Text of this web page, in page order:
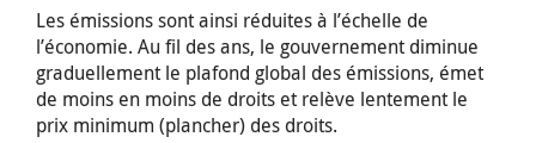
Les émissions sont ainsi réduites à l’échelle de
l’économie. Au fil des ans, le gouvernement diminue
graduellement le plafond global des émissions, émet
de moins en moins de droits et relève lentement le
prix minimum (plancher) des droits.